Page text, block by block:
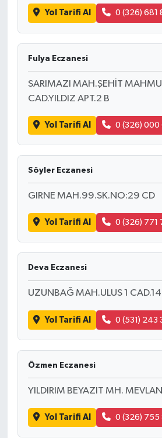
Yol Tarifi Al 0 (326) 681
Fulya Eczanesi
SARIMAZI MAH.ŞEHİT
CAD.YILDIZ APT.2 B
Yol Tarifi Al 0 (326) 000
Söyler Eczanesi
GIRNE MAH.99.SK.NO:29 CD
Yol Tarifi Al 0 (326) 771
Deva Eczanesi
UZUNBAĞ MAH.ULUS 1 CAD.14
Yol Tarifi Al 0 (531) 243
Özmen Eczanesi
YILDIRIM BEYAZIT MH.
Yol Tarifi Al 0 (326) 755